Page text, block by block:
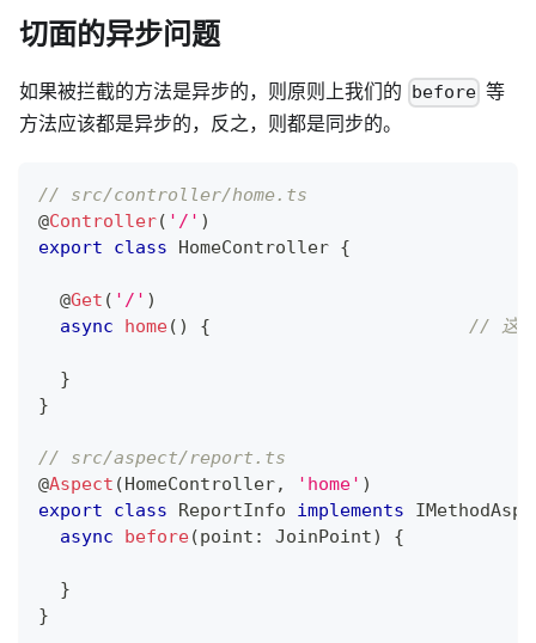
切面的异步问题
如果被拦截的方法是异步的，则原则上我们的 before 等
方法应该都是异步的，反之，则都是同步的。
// src/controller/home.ts
@Controller( '/' )
export
class HomeController {
@Get ( '/' )
async
home( ) { // 这里
}
}
// src/aspect/report.ts
@Aspect ( HomeController, 'home' )
export
class ReportInfo implements
async
before(point : JoinPoint) {
}
}